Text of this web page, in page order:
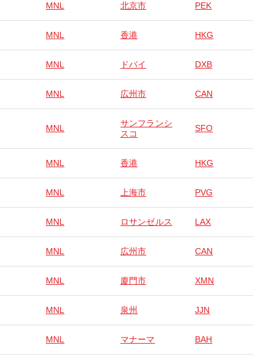
MNL 北京市 PEK
MNL 香港 HKG
MNL ドバイ DXB
MNL 広州市 CAN
MNL
サンフランシ
スコ
SFO
MNL 香港 HKG
MNL 上海市 PVG
MNL ロサンゼルス LAX
MNL 広州市 CAN
MNL 廈門市 XMN
MNL 泉州 JJN
MNL マナーマ BAH